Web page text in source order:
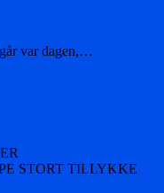
var dagen,…
STORT TILLYKKE